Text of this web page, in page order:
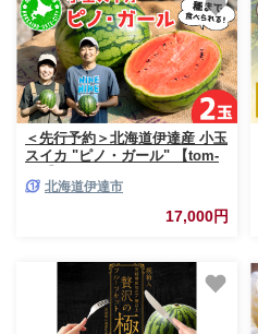
＜先行予約＞北海道伊達産 小玉
スイカ "ピノ・ガール" 【tom-
北海道伊達市
17,000円